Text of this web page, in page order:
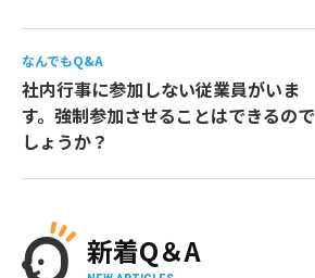
なんでもQ&A
社内行事に参加しない従業員がいま
す。強制参加させることはできるので
しょうか？
新着Q＆A